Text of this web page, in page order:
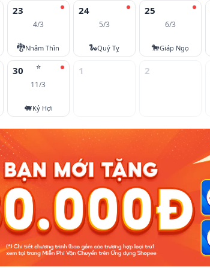
23
4/3
🐉Nhâm Thìn
24
5/3
🐍Quý Tỵ
25
6/3
🐎Giáp Ngọ
⭐
30
11/3
🐖Kỷ Hợi
1 2